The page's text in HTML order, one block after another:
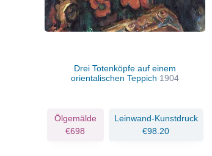
Drei Totenköpfe auf einem
orientalischen Teppich 1904
Ölgemälde
€698
Leinwand-Kunstdruck
€98.20